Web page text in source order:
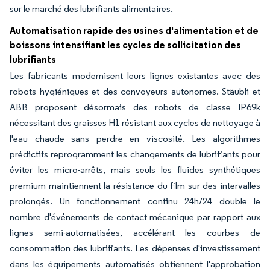
sur le marché des lubrifiants alimentaires.
Automatisation rapide des usines d'alimentation et de
boissons intensifiant les cycles de sollicitation des
lubrifiants
Les fabricants modernisent leurs lignes existantes avec des
robots hygiéniques et des convoyeurs autonomes. Stäubli et
ABB proposent désormais des robots de classe IP69k
nécessitant des graisses H1 résistant aux cycles de nettoyage à
l'eau chaude sans perdre en viscosité. Les algorithmes
prédictifs reprogramment les changements de lubrifiants pour
éviter les micro-arrêts, mais seuls les fluides synthétiques
premium maintiennent la résistance du film sur des intervalles
prolongés. Un fonctionnement continu 24h/24 double le
nombre d'événements de contact mécanique par rapport aux
lignes semi-automatisées, accélérant les courbes de
consommation des lubrifiants. Les dépenses d'investissement
dans les équipements automatisés obtiennent l'approbation